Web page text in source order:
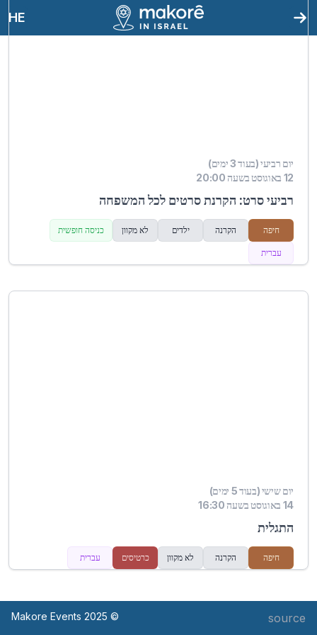
HE
יום רביעי (בעוד 3 ימים)
12 באוגוסט בשעה 20:00
רביעי סרט: הקרנת סרטים לכל המשפחה
חיפה הקרנה ילדים לא מקוון כניסה חופשית
עברית
יום שישי (בעוד 5 ימים)
14 באוגוסט בשעה 16:30
התגלית
חיפה הקרנה לא מקוון כרטיסים עברית
source
© Makore Events 2025